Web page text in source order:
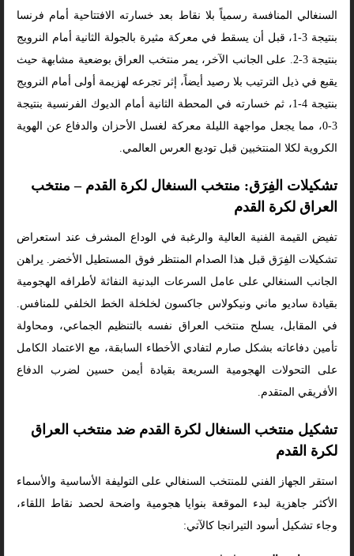
السنغالي المنافسة رسمياً بلا نقاط بعد خسارته الافتتاحية أمام فرنسا
بنتيجة 3-1، قبل أن يسقط في معركة مثيرة بالجولة الثانية أمام النرويج
بنتيجة 3-2. على الجانب الآخر، يمر منتخب العراق بوضعية مشابهة حيث
يقبع في ذيل الترتيب بلا رصيد أيضاً، إثر تجرعه لهزيمة أولى أمام النرويج
بنتيجة 4-1، ثم خسارته في المحطة الثانية أمام الديوك الفرنسية بنتيجة
3-0، مما يجعل مواجهة الليلة معركة لغسل الأحزان والدفاع عن الهوية
الكروية لكلا المنتخبين قبل توديع العرس العالمي.
تشكيلات الفِرَق: منتخب السنغال لكرة القدم – منتخب
العراق لكرة القدم
تفيض القيمة الفنية العالية والرغبة في الوداع المشرف عند استعراض
تشكيلات الفِرَق قبل هذا الصدام المنتظر فوق المستطيل الأخضر. يراهن
الجانب السنغالي على عامل السرعات البدنية النفاثة لأطرافه الهجومية
بقيادة ساديو ماني ونيكولاس جاكسون لخلخلة الخط الخلفي للمنافس.
في المقابل، يسلح منتخب العراق نفسه بالتنظيم الجماعي، ومحاولة
تأمين دفاعاته بشكل صارم لتفادي الأخطاء السابقة، مع الاعتماد الكامل
على التحولات الهجومية السريعة بقيادة أيمن حسين لضرب الدفاع
الأفريقي المتقدم.
تشكيل منتخب السنغال لكرة القدم ضد منتخب العراق
لكرة القدم
استقر الجهاز الفني للمنتخب السنغالي على التوليفة الأساسية والأسماء
الأكثر جاهزية لبدء الموقعة بنوايا هجومية واضحة لحصد نقاط اللقاء،
وجاء تشكيل أسود التيرانجا كالآتي: